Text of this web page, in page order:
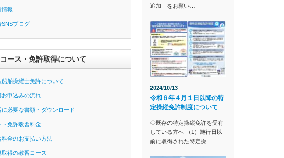
情報
SNSブログ
ース・免許取得について
船舶操縦士免許について
お申込みの流れ
に必要な書類・ダウンロード
ト免許教習料金
料金のお支払い方法
取得の教習コース
追加 をお願い…
2024/10/13
令和６年４月１日以降の特
定操縦免許制度について
◇既存の特定操縦免許を受有
している方へ （1）施行日以
前に取得された特定操…